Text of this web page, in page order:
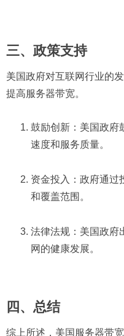
三、政策支持
美国政府对互联网行业的
提高服务器带宽。
鼓励创新：美国政府
速度和服务质量。
资金投入：政府通过
和覆盖范围。
法律法规：美国政府
网的健康发展。
四、总结
综上所述，美国服务器带